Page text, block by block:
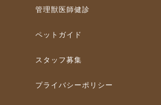
管理獣医師健診
ペットガイド
スタッフ募集
プライバシーポリシー